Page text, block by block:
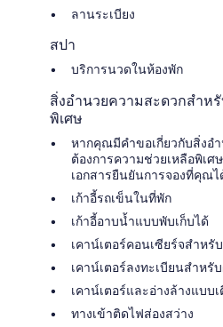
ลานระเบียง
สปา
บริการนวดในห้องพัก
สิ่งอำนวยความสะดวกสำห
พิเศษ
หากคุณมีคำขอเกี่ยวกับสิ่งอ
ต้องการความช่วยเหลือพิเ
เอกสารยืนยันการจองที่คุณไ
เก้าอี้รถเข็นในที่พัก
เก้าอี้อาบน้ำแบบพับเก็บได้
เคาน์เตอร์คอนเซียร์จสำหรั
เคาน์เตอร์ลงทะเบียนสำหรั
เคาน์เตอร์และอ่างล้างแบบเ
ทางเข้าติดไฟส่องสว่าง